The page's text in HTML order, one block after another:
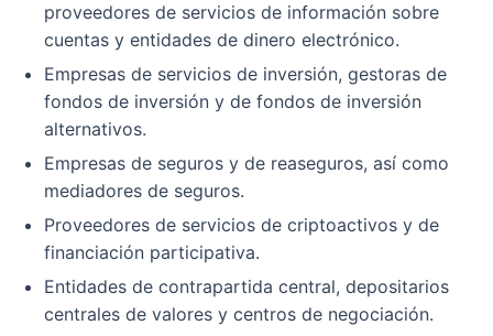
proveedores de servicios de información sobre
cuentas y entidades de dinero electrónico.
Empresas de servicios de inversión, gestoras de
fondos de inversión y de fondos de inversión
alternativos.
Empresas de seguros y de reaseguros, así como
mediadores de seguros.
Proveedores de servicios de criptoactivos y de
financiación participativa.
Entidades de contrapartida central, depositarios
centrales de valores y centros de negociación.